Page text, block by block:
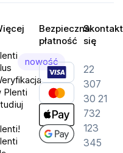
nowość
Plenti
Bezpieczna
płatność
się
22
307
30 21
732
123
345